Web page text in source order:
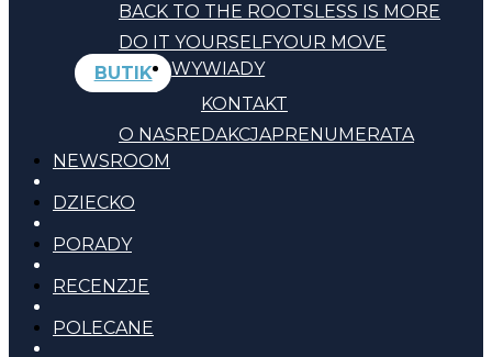
BACK TO THE ROOTSLESS IS MORE
DO IT YOURSELFYOUR MOVE
BUTIK
KONTAKT
O NASREDAKCJAPRENUMERATA
WYWIADY
NEWSROOM
DZIECKO
PORADY
RECENZJE
POLECANE